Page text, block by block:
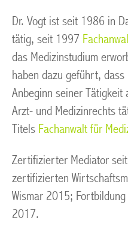
Dr. Vogt ist seit 1986 in
tätig, seit 1997
das Medizinstudium
haben dazu geführt, dass
Anbeginn seiner Tätigkeit
Arzt- und Medizinrechts
Titels Fachanwalt für
Zertifizierter Mediator
zertifizierten
Wismar 2015;
2017.